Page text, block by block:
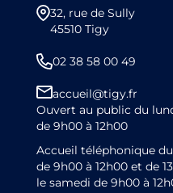
32, rue de Sully
45510 Tigy
02 38 58 00 49
accueil@tigy.fr
Ouvert au public du
de 9h00 à 12h00
Accueil téléphonique
de 9h00 à 12h00 et de
le samedi de 9h00 à